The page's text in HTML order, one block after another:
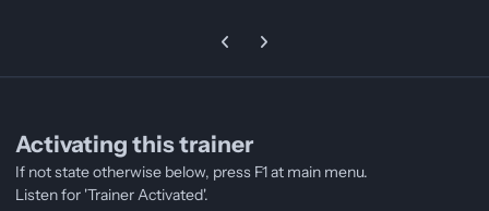
Previous carousel slide
Next carousel slide
Activating this trainer
If not state otherwise below, press F1 at main menu.
Listen for 'Trainer Activated'.